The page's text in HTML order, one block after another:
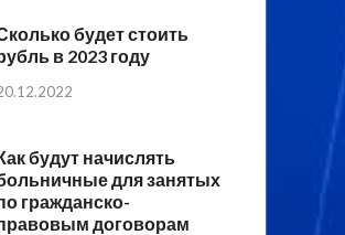
будет стоить
в 2023 году
будут начислять
для занятых
гражданско-
договорам